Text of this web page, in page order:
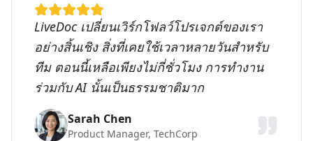
LiveDoc เปลี่ยนเวิร์กโฟลว์โปรเจกต์ของเรา
อย่างสิ้นเชิง สิ่งที่เคยใช้เวลาหลายวันสำหรับ
ทีม ตอนนี้เหลือเพียงไม่กี่ชั่วโมง การทำงาน
ร่วมกับ AI นั้นเป็นธรรมชาติมาก
Sarah Chen
Product Manager, TechCorp